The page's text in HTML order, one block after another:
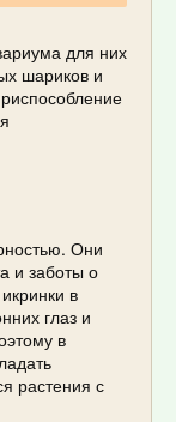
для них
шариков и
Они
и заботы о
в
глаз и
в
растения с